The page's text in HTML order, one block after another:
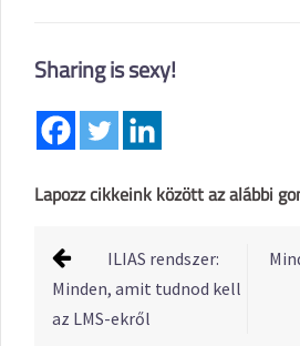
Sharing is sexy!
Lapozz cikkeink között az alábbi
Post
navigation
ILIAS rendszer:
Minden, amit tudnod kell
az LMS-ekről